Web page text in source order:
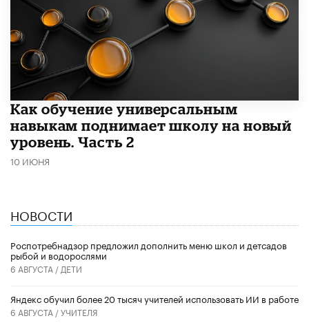
​Как обучение универсальным
навыкам поднимает школу на новый
уровень. Часть 2
10 ИЮНЯ
НОВОСТИ
Роспотребнадзор предложил дополнить меню школ и детсадов
рыбой и водорослями
6 АВГУСТА / ДЕТИ
​Яндекс обучил более 20 тысяч учителей использовать ИИ в работе
6 АВГУСТА /УЧИТЕЛЯ